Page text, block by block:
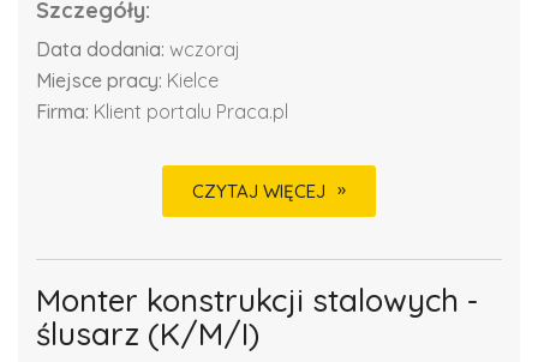
Szczegóły:
Data dodania: wczoraj
Miejsce pracy: Kielce
Firma: Klient portalu Praca.pl
CZYTAJ WIĘCEJ
Monter konstrukcji stalowych -
ślusarz (K/M/I)